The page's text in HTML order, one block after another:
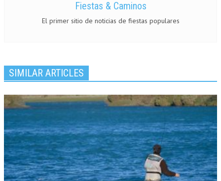
Fiestas & Caminos
El primer sitio de noticias de fiestas populares
SIMILAR ARTICLES